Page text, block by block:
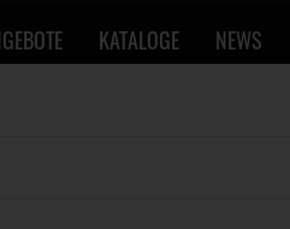
KATALOGE NEWS